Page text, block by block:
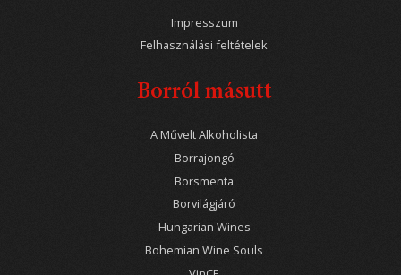
Impresszum
Felhasználási feltételek
Borról másutt
A Művelt Alkoholista
Borrajongó
Borsmenta
Borvilágjáró
Hungarian Wines
Bohemian Wine Souls